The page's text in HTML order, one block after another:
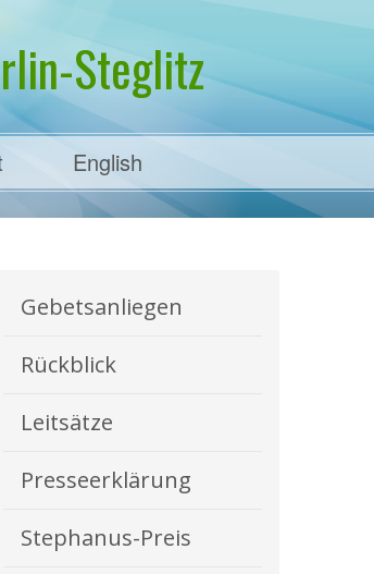
Steglitz
English
Gebetsanliegen
Rückblick
Leitsätze
Presseerklärung
Stephanus-Preis